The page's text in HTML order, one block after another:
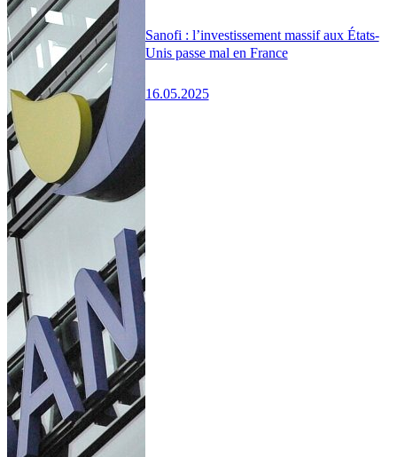
Sanofi : l’investissement massif aux États-
Unis passe mal en France
16.05.2025